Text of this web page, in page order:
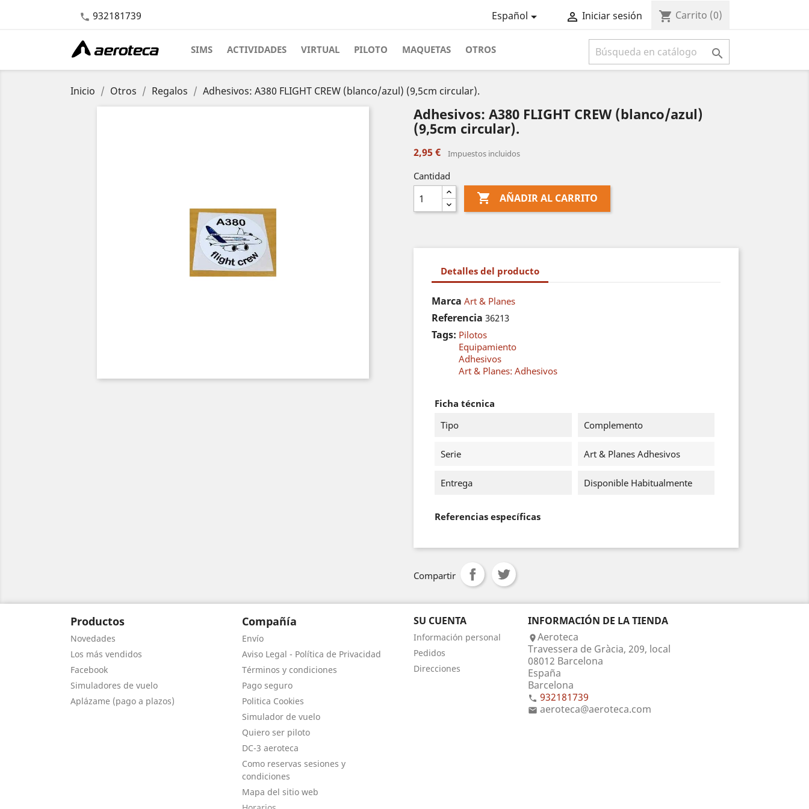
 932181739 Español  Iniciar sesión shopping_cart Carrito (0)
SIMS ACTIVIDADES VIRTUAL PILOTO MAQUETAS OTROS 
Inicio Otros Regalos Adhesivos: A380 FLIGHT CREW (blanco/azul) (9,5cm circular).
Adhesivos: A380 FLIGHT CREW (blanco/azul)
(9,5cm circular).
2,95 € Impuestos incluidos
Cantidad
 AÑADIR AL CARRITO
Detalles del producto
Marca Art & Planes
Referencia 36213
Tags: Pilotos
Equipamiento
Adhesivos
Art & Planes: Adhesivos
Ficha técnica
Tipo
Complemento
Serie Art & Planes Adhesivos
Entrega Disponible Habitualmente
Referencias específicas
Compartir
Productos
Novedades
Los más vendidos
Facebook
Simuladores de vuelo
Aplázame (pago a plazos)
Compañía
Envío
Aviso Legal - Política de Privacidad
Términos y condiciones
Pago seguro
Politica Cookies
Simulador de vuelo
Quiero ser piloto
DC-3 aeroteca
Como reservas sesiones y
condiciones
Mapa del sitio web
SU CUENTA
Información personal
Pedidos
Direcciones
INFORMACIÓN DE LA TIENDA
Aeroteca
Travessera de Gràcia, 209, local
08012 Barcelona
España
Barcelona
 932181739
 aeroteca@aeroteca.com